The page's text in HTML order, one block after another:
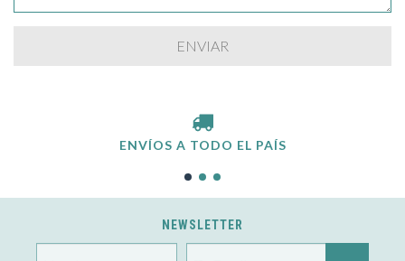
ENVÍOS A TODO EL PAÍS
NEWSLETTER